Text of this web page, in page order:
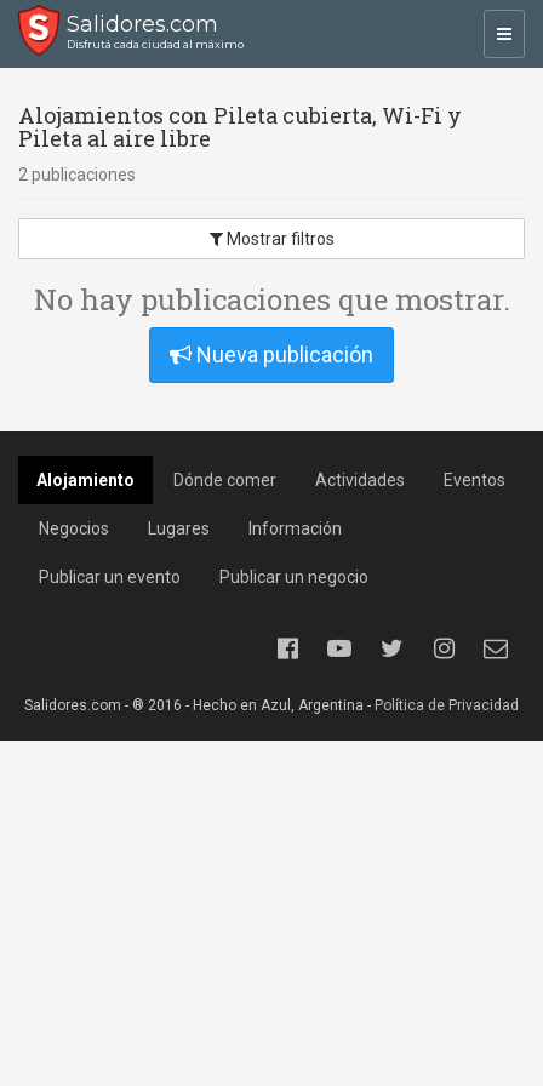
Salidores.com
Disfrutá cada ciudad al máximo
Alojamientos con Pileta cubierta, Wi-Fi y
Pileta al aire libre
2 publicaciones
Mostrar filtros
No hay publicaciones que mostrar.
Nueva publicación
Alojamiento Dónde comer Actividades Eventos
Negocios Lugares Información
Publicar un evento Publicar un negocio
Salidores.com - ® 2016 - Hecho en Azul, Argentina - Política de Privacidad